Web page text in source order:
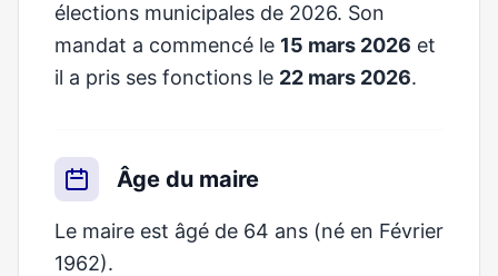
élections municipales de 2026. Son
mandat a commencé le 15 mars 2026 et
il a pris ses fonctions le 22 mars 2026.
Âge du maire
Le maire est âgé de 64 ans (né en Février
1962).